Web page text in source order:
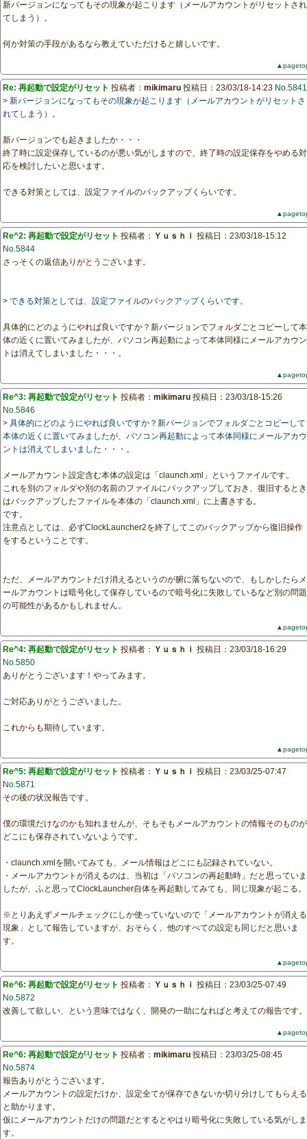
新バージョンになってもその現象が起こります（メールアカウントがリセットされ
てしまう）。
何か対策の手段があるなら教えていただけると嬉しいです。
Re: 再起動で設定がリセット 投稿者： mikimaru 投稿日：23/03/18-14:23 No.5841
> 新バージョンになってもその現象が起こります（メールアカウントがリセットさ
れてしまう）。
新バージョンでも起きましたか・・・
終了時に設定保存しているのが悪い気がしますので、終了時の設定保存をやめる対
応を検討したいと思います。
できる対策としては、設定ファイルのバックアップくらいです。
Re^2: 再起動で設定がリセット 投稿者： Ｙｕｓｈｉ 投稿日：23/03/18-15:12
No.5844
さっそくの返信ありがとうございます。
> できる対策としては、設定ファイルのバックアップくらいです。
具体的にどのようにやれば良いですか？新バージョンでフォルダごとコピーして本
体の近くに置いてみましたが、パソコン再起動によって本体同様にメールアカウン
トは消えてしまいました・・・。
Re^3: 再起動で設定がリセット 投稿者： mikimaru 投稿日：23/03/18-15:26
No.5846
> 具体的にどのようにやれば良いですか？新バージョンでフォルダごとコピーして
本体の近くに置いてみましたが、パソコン再起動によって本体同様にメールアカウ
ントは消えてしまいました・・・。
メールアカウント設定含む本体の設定は「claunch.xml」というファイルです。
これを別のフォルダや別の名前のファイルにバックアップしておき、復旧するとき
はバックアップしたファイルを本体の「claunch.xml」に上書きする。
です。
注意点としては、必ずClockLauncher2を終了してこのバックアップから復旧操作
をするということです。
ただ、メールアカウントだけ消えるというのが腑に落ちないので、もしかしたらメ
ールアカウントは暗号化して保存しているので暗号化に失敗しているなど別の問題
の可能性があるかもしれません。
Re^4: 再起動で設定がリセット 投稿者： Ｙｕｓｈｉ 投稿日：23/03/18-16:29
No.5850
ありがとうございます！やってみます。
ご対応ありがとうございました。
これからも期待しています。
Re^5: 再起動で設定がリセット 投稿者： Ｙｕｓｈｉ 投稿日：23/03/25-07:47
No.5871
その後の状況報告です。
僕の環境だけなのかも知れませんが、そもそもメールアカウントの情報そのものが
どこにも保存されていないようです。
・claunch.xmlを開いてみても、メール情報はどこにも記録されていない。
・メールアカウントが消えるのは、当初は「パソコンの再起動時」だと思っていま
したが、ふと思ってClockLauncher自体を再起動してみても、同じ現象が起こる。
※とりあえずメールチェックにしか使っていないので「メールアカウントが消える
現象」として報告していますが、おそらく、他のすべての設定も同じだと思いま
す。
Re^6: 再起動で設定がリセット 投稿者： Ｙｕｓｈｉ 投稿日：23/03/25-07:49
No.5872
改善して欲しい、という意味ではなく、開発の一助になればと考えての報告です。
Re^6: 再起動で設定がリセット 投稿者： mikimaru 投稿日：23/03/25-08:45
No.5874
報告ありがとうございます。
メールアカウントの設定だけか、設定全てが保存できないか切り分けしてもらえる
と助かります。
仮にメールアカウントだけの問題だとするとやはり暗号化に失敗している気がしま
す。